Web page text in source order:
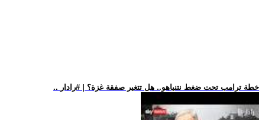
.. خطة ترامب تحت ضغط نتنياهو.. هل تتغير صفقة غزة؟ | #رادار